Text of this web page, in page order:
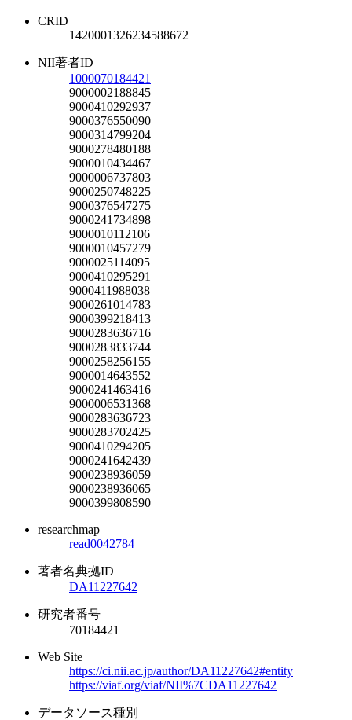
CRID
1420001326234588672
NII著者ID
1000070184421
9000002188845
9000410292937
9000376550090
9000314799204
9000278480188
9000010434467
9000006737803
9000250748225
9000376547275
9000241734898
9000010112106
9000010457279
9000025114095
9000410295291
9000411988038
9000261014783
9000399218413
9000283636716
9000283833744
9000258256155
9000014643552
9000241463416
9000006531368
9000283636723
9000283702425
9000410294205
9000241642439
9000238936059
9000238936065
9000399808590
researchmap
read0042784
著者名典拠ID
DA11227642
研究者番号
70184421
Web Site
https://ci.nii.ac.jp/author/DA11227642#entity
https://viaf.org/viaf/NII%7CDA11227642
データソース種別